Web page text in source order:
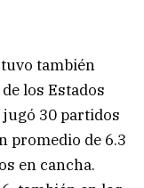
también
los Estados
30 partidos
promedio de 6.3
en cancha.